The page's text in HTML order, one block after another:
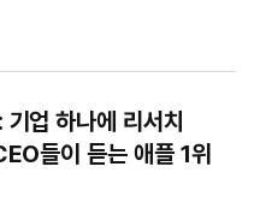
업 하나에 리서치
들이 듣는 애플 1위